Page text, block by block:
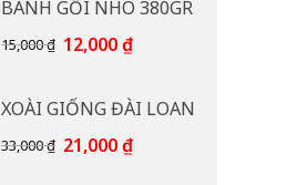
92,000 ₫.là:
85,000 ₫.
BÁNH GỐI NHO 380GR
15,000₫ Giá
15,000 ₫.
12,000₫Giá
là:
12,000 ₫.
XOÀI GIỐNG ĐÀI LOAN
33,000₫ Giá
21,000₫Giá